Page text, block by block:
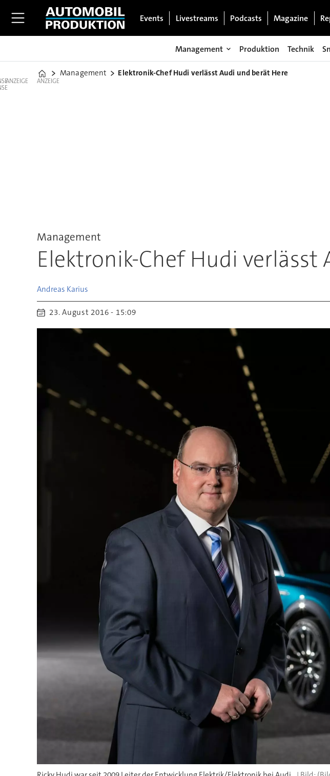
Events Livestreams Podcasts Magazine
Management Produktion Technik
Home
Management Elektronik-Chef Hudi verlässt Audi und berät Here
ANZEIGE ANZEIGE
Management
Elektronik-Chef Hudi verlässt
Andreas Karius
23. August 2016 - 15:09